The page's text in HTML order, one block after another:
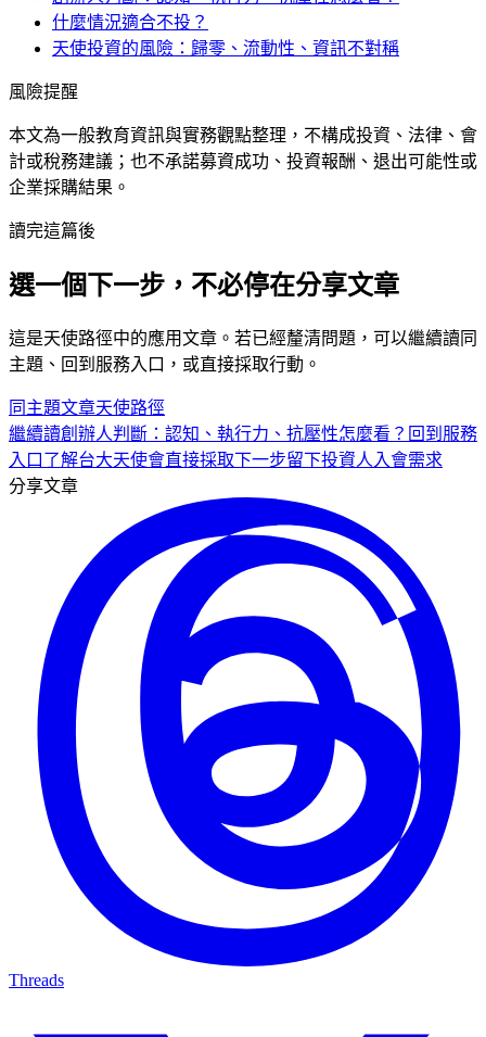
什麼情況適合不投？
天使投資的風險：歸零、流動性、資訊不對稱
風險提醒
本文為一般教育資訊與實務觀點整理，不構成投資、法律、會
計或稅務建議；也不承諾募資成功、投資報酬、退出可能性或
企業採購結果。
讀完這篇後
選一個下一步，不必停在分享文章
這是天使路徑中的應用文章。若已經釐清問題，可以繼續讀同
主題、回到服務入口，或直接採取行動。
同主題文章天使路徑
繼續讀創辦人判斷：認知、執行力、抗壓性怎麼看？ 回到服務
入口 了解台大天使會直接採取下一步留下投資人入會需求
分享文章
Threads